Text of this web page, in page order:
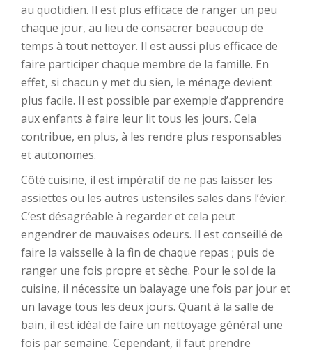
au quotidien. Il est plus efficace de ranger un peu
chaque jour, au lieu de consacrer beaucoup de
temps à tout nettoyer. Il est aussi plus efficace de
faire participer chaque membre de la famille. En
effet, si chacun y met du sien, le ménage devient
plus facile. Il est possible par exemple d’apprendre
aux enfants à faire leur lit tous les jours. Cela
contribue, en plus, à les rendre plus responsables
et autonomes.
Côté cuisine, il est impératif de ne pas laisser les
assiettes ou les autres ustensiles sales dans l’évier.
C’est désagréable à regarder et cela peut
engendrer de mauvaises odeurs. Il est conseillé de
faire la vaisselle à la fin de chaque repas ; puis de
ranger une fois propre et sèche. Pour le sol de la
cuisine, il nécessite un balayage une fois par jour et
un lavage tous les deux jours. Quant à la salle de
bain, il est idéal de faire un nettoyage général une
fois par semaine. Cependant, il faut prendre